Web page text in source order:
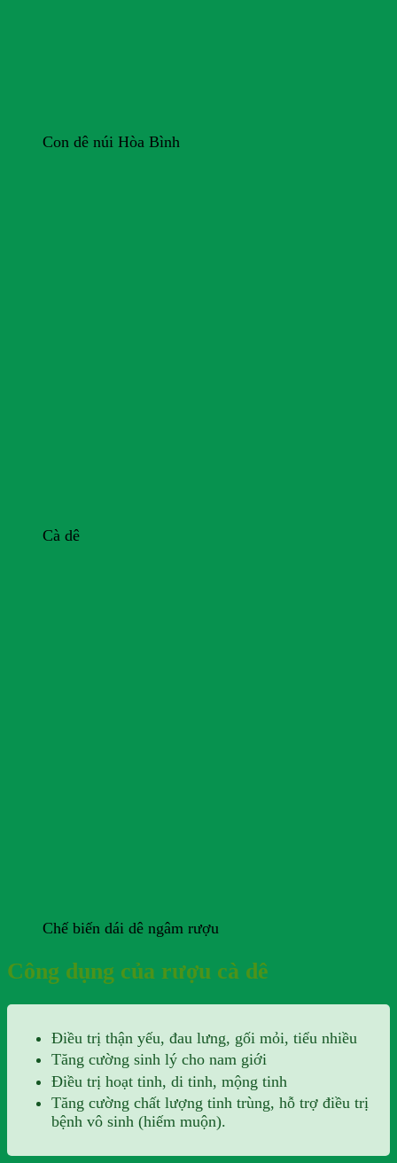
Con dê núi Hòa Bình
Cà dê
Chế biến dái dê ngâm rượu
Công dụng của rượu cà dê
Điều trị thận yếu, đau lưng, gối mỏi, tiểu nhiều
Tăng cường sinh lý cho nam giới
Điều trị hoạt tinh, di tinh, mộng tinh
Tăng cường chất lượng tinh trùng, hỗ trợ điều trị
bệnh vô sinh (hiếm muộn).